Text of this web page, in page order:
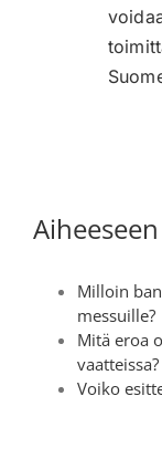
Milloin
messuille?
Mitä eroa
vaatteissa?
Voiko